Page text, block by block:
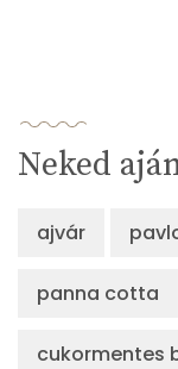
Neked
ajvár
panna cotta
cukormentes